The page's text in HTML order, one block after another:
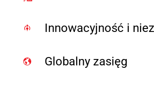
Innowacyjność i
Globalny zasięg